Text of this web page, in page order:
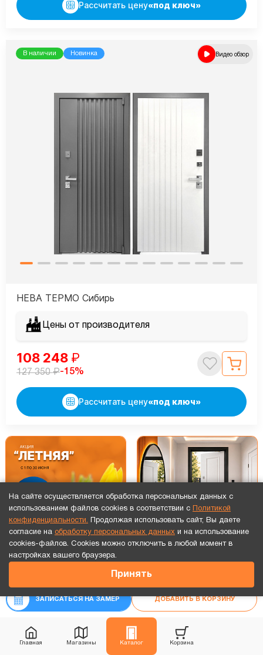
Главная Магазины Каталог Корзина
Точный расчет за 10 минут по СМС или телефону!
ЗАПИСАТЬСЯ НА ЗАМЕР ДОБАВИТЬ В КОРЗИНУ
Рассчитать цену«под ключ»
В наличии Новинка Видео обзор
НЕВА ТЕРМО Сибирь
Цены от производителя
108 248 ₽
127 350₽-15%
Рассчитать цену«под ключ»
На сайте осуществляется обработка персональных данных с
использованием файлов cookies в соответствии с
Политикой
конфиденциальности. Продолжая использовать сайт, Вы даете
согласие на обработку персональных данных и на использование
cookies-файлов. Cookies можно отключить в любой момент в
настройках вашего браузера.
Принять